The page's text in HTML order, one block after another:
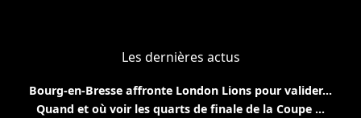
Les dernières actus
Bourg-en-Bresse affronte London Lions pour valider...
Quand et où voir les quarts de finale de la Coupe ...